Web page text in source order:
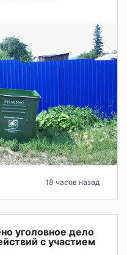
18 часов назад
уголовное дело
с участием